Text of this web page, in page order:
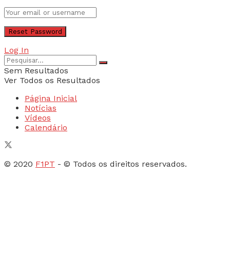
Log In
Sem Resultados
Ver Todos os Resultados
Página Inicial
Notícias
Vídeos
Calendário
© 2020 F1PT - © Todos os direitos reservados.